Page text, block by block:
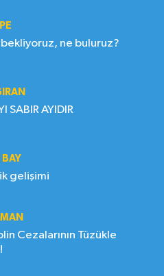
ne buluruz?
SABIR AYIDIR
BAY
gelişimi
Cezalarının Tüzükle